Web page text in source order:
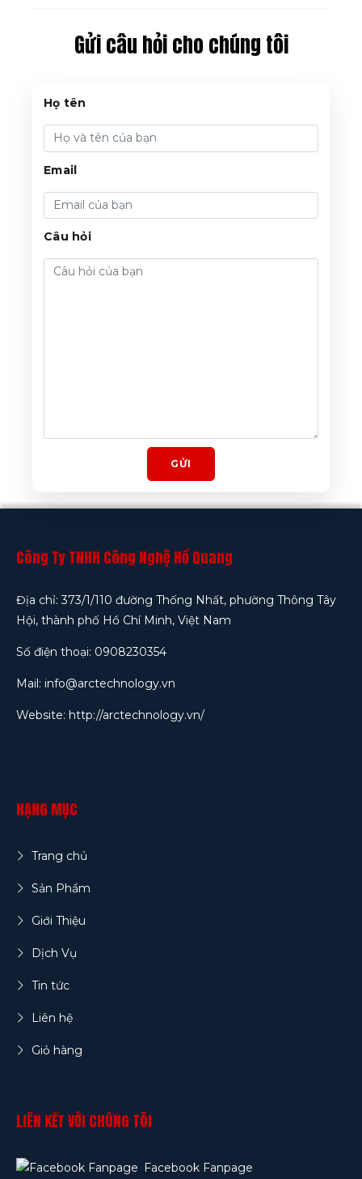
Gửi câu hỏi cho chúng tôi
Họ tên
Email
Câu hỏi
GỬI
Công Ty TNHH Công Nghệ Hồ Quang
Địa chỉ: 373/1/110 đường Thống Nhất, phường Thông Tây
Hội, thành phố Hồ Chí Minh, Việt Nam
Số điện thoại: 0908230354
Mail: info@arctechnology.vn
Website: http://arctechnology.vn/
HẠNG MỤC
Trang chủ
Sản Phẩm
Giới Thiệu
Dịch Vụ
Tin tức
Liên hệ
Giỏ hàng
LIÊN KẾT VỚI CHÚNG TÔI
Facebook Fanpage